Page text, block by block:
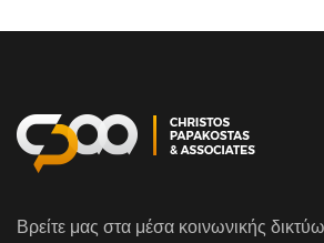
Βρείτε μας στα μέσα κοινωνικής